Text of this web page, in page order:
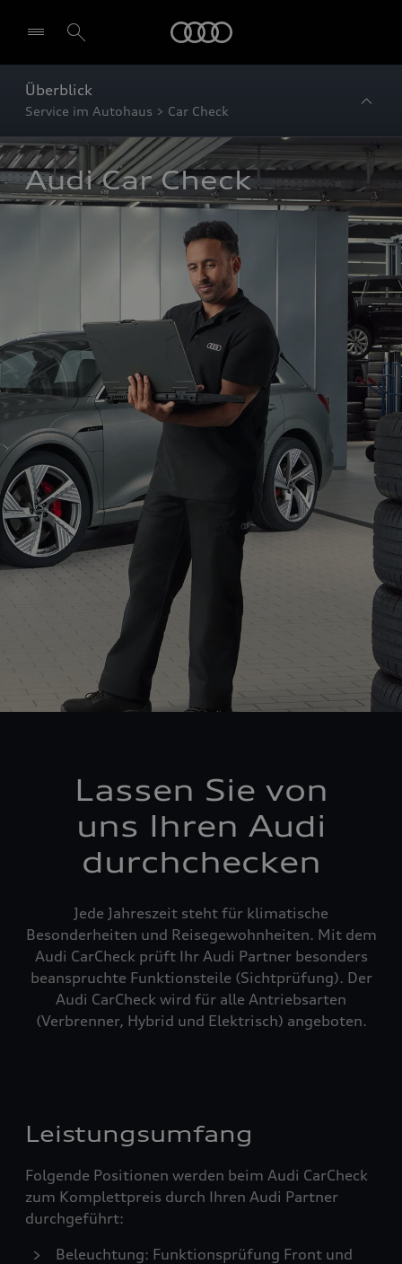
Überblick
Service im Autohaus > Car Check
Audi Car Check
Lassen Sie von
uns Ihren Audi
durchchecken
Jede Jahreszeit steht für klimatische
Besonderheiten und Reisegewohnheiten. Mit dem
Audi CarCheck prüft Ihr Audi Partner besonders
beanspruchte Funktionsteile (Sichtprüfung). Der
Audi CarCheck wird für alle Antriebsarten
(Verbrenner, Hybrid und Elektrisch) angeboten.
Leistungsumfang
Folgende Positionen werden beim Audi CarCheck
zum Komplettpreis durch Ihren Audi Partner
durchgeführt:
Beleuchtung: Funktionsprüfung Front und